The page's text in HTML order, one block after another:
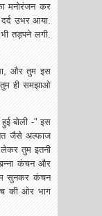
मनोरंजन कर
उभर आया.
तड़पने लगी.
और तुम इस
ही समझाओ
बोली -" इस
जैसे अल्फाज
लेकर तुम इतनी
कंचन और
सुनकर कंचन
की ओर भाग